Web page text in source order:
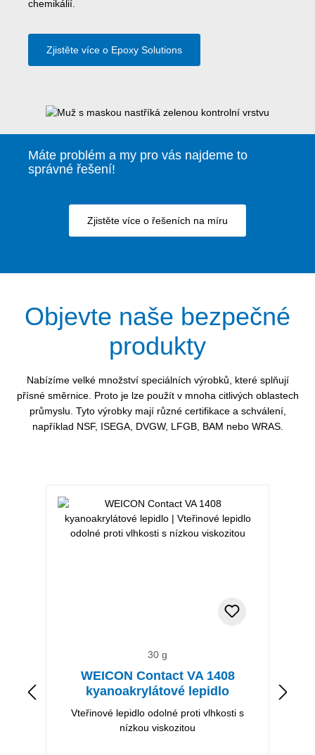
chemikálií.
Zjistěte více o Epoxy Solutions
Máte problém a my pro vás najdeme to
správné řešení!
Zjistěte více o řešeních na míru
Objevte naše bezpečné
produkty
Nabízíme velké množství speciálních výrobků, které splňují
přísné směrnice. Proto je lze použít v mnoha citlivých oblastech
průmyslu. Tyto výrobky mají různé certifikace a schválení,
například NSF, ISEGA, DVGW, LFGB, BAM nebo WRAS.
30 g
WEICON Contact VA 1408
kyanoakrylátové lepidlo
Vteřinové lepidlo odolné proti vlhkosti s
nízkou viskozitou